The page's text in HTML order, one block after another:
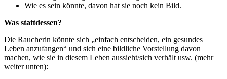
Wie es sein könnte, davon hat sie noch kein Bild.
Was stattdessen?
Die Raucherin könnte sich „einfach entscheiden, ein gesundes
Leben anzufangen“ und sich eine bildliche Vorstellung davon
machen, wie sie in diesem Leben aussieht/sich verhält usw. (mehr
weiter unten):